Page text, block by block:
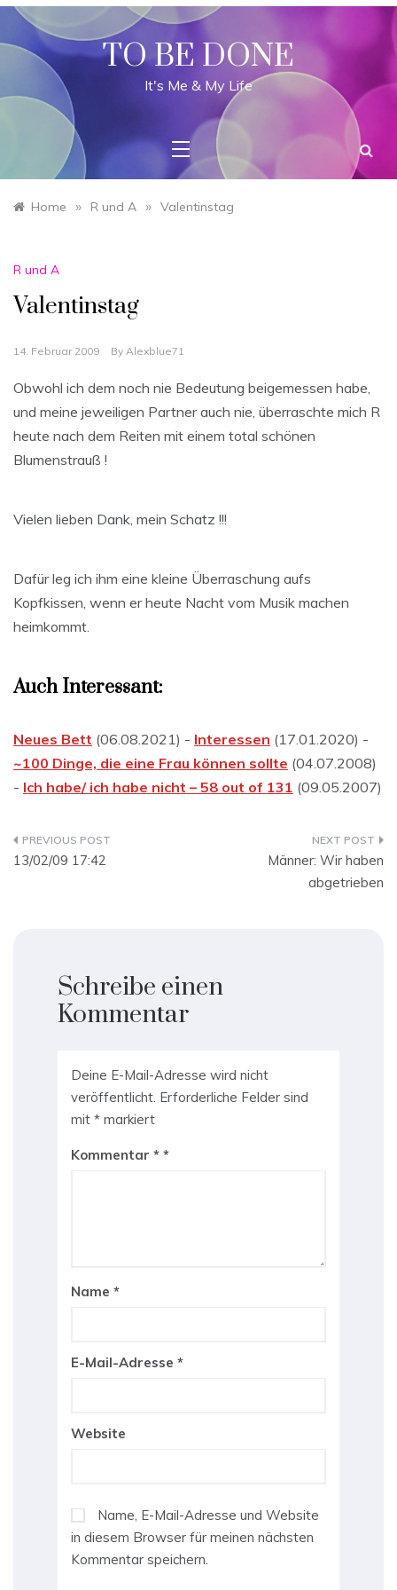
Skip
content
TO BE DONE
It's Me & My Life
Home » R und A » Valentinstag
R und A
Valentinstag
14. Februar 2009 By Alexblue71
Obwohl ich dem noch nie Bedeutung beigemessen habe,
und meine jeweiligen Partner auch nie, überraschte mich R
heute nach dem Reiten mit einem total schönen
Blumenstrauß !
Vielen lieben Dank, mein Schatz !!!
Dafür leg ich ihm eine kleine Überraschung aufs
Kopfkissen, wenn er heute Nacht vom Musik machen
heimkommt.
Auch Interessant:
Neues Bett (06.08.2021) - Interessen (17.01.2020) -
~100 Dinge, die eine Frau können sollte (04.07.2008)
- Ich habe/ ich habe nicht – 58 out of 131 (09.05.2007)
Beitragsnavigation
13/02/09 17:42
Männer: Wir haben
abgetrieben
Schreibe einen
Kommentar
Deine E-Mail-Adresse wird nicht
veröffentlicht. Erforderliche Felder sind
mit * markiert
Kommentar *
Name *
E-Mail-Adresse *
Website
Name, E-Mail-Adresse und Website
in diesem Browser für meinen nächsten
Kommentar speichern.